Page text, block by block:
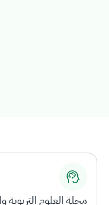
مجلة العلوم التربوية